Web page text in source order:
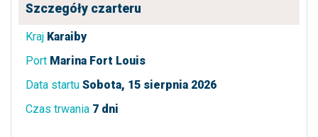
Szczegóły czarteru
Kraj Karaiby
Port Marina Fort Louis
Data startu Sobota, 15 sierpnia 2026
Czas trwania 7 dni